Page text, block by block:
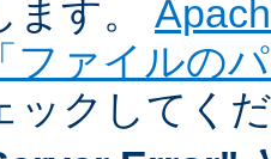
ます。
「ファイルの
ックしてく